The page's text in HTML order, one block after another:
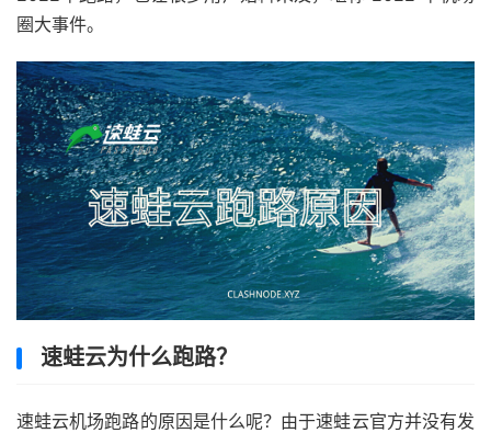
圈大事件。
速蛙云为什么跑路？
速蛙云机场跑路的原因是什么呢？由于速蛙云官方并没有发